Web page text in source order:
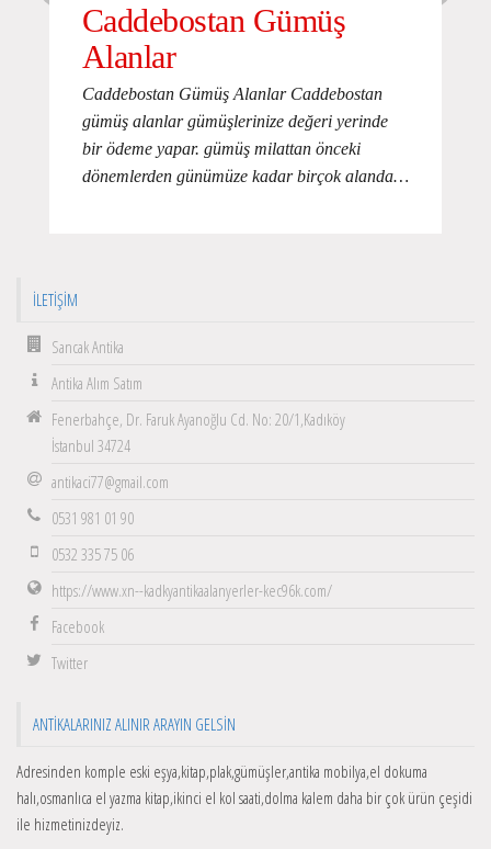
Caddebostan Gümüş
Alanlar
Caddebostan Gümüş Alanlar Caddebostan
gümüş alanlar gümüşlerinize değeri yerinde
bir ödeme yapar. gümüş milattan önceki
dönemlerden günümüze kadar birçok alanda…
İLETIŞIM
Sancak Antika
Antika Alım Satım
Fenerbahçe, Dr. Faruk Ayanoğlu Cd. No: 20/1,Kadıköy
İstanbul 34724
antikaci77@gmail.com
0531 981 01 90
0532 335 75 06
https://www.xn--kadkyantikaalanyerler-kec96k.com/
Facebook
Twitter
ANTIKALARINIZ ALINIR ARAYIN GELSIN
Adresinden komple eski eşya,kitap,plak,gümüşler,antika mobilya,el dokuma
halı,osmanlıca el yazma kitap,ikinci el kol saati,dolma kalem daha bir çok ürün çeşidi
ile hizmetinizdeyiz.